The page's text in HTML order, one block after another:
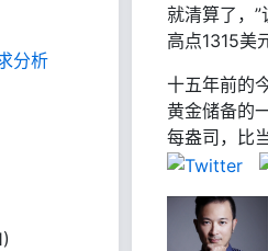
分析
就清算了，
高点1315美
十五年前的
黄金储备的
每盎司，比